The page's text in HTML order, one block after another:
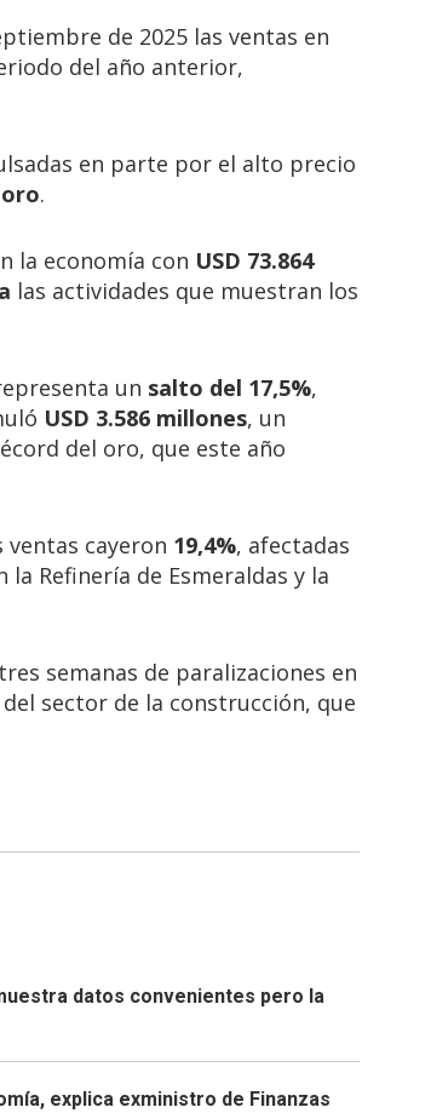
de 2025 las ventas en
del año anterior,
en parte por el alto precio
oro.
la economía con USD 73.864
las actividades que muestran los
un salto del 17,5%,
USD 3.586 millones, un
del oro, que este año
cayeron 19,4%, afectadas
Refinería de Esmeraldas y la
semanas de paralizaciones en
sector de la construcción, que
datos convenientes pero la
explica exministro de Finanzas